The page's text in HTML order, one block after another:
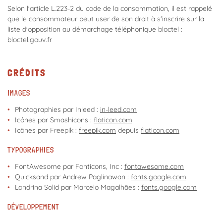
Bar à jeux
Boutique
carte
En image
Actualités
RESTEZ
INSCRIPTION
Selon l'article L.223-2 du code de la consommation, il est rappelé
que le consommateur peut user de son droit à s'inscrire sur la
liste d'opposition au démarchage téléphonique bloctel :
bloctel.gouv.fr
CRÉDITS
IMAGES
Photographies par Inleed : in-leed.com
Icônes par Smashicons : flaticon.com
Icônes par Freepik : freepik.com depuis flaticon.com
TYPOGRAPHIES
FontAwesome par Fonticons, Inc : fontawesome.com
Quicksand par Andrew Paglinawan : fonts.google.com
Londrina Solid par Marcelo Magalhães : fonts.google.com
DÉVELOPPEMENT